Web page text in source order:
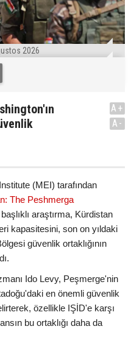
2026
A+
A-
(MEI) tarafından
The Peshmerga
başlıklı araştırma, Kürdistan
kapasitesini, son on yıldaki
güvenlik ortaklığının
Ido Levy, Peşmerge'nin
en önemli güvenlik
özellikle IŞİD'e karşı
bu ortaklığı daha da